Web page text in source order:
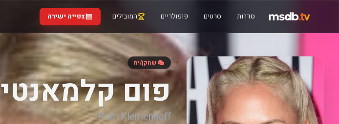
סדרות סרטים פופולריים המובילים צפייה ישירה
🎭 שחקן/ית
פום
Pom Klementieff